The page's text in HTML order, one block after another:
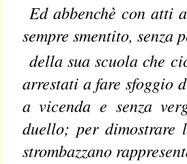
Ed abbenchè con atti
sempre smentito,
della sua scuola che
arrestati a fare sfoggio
a vicenda e senza
duello; per dimostrare
strombazzano